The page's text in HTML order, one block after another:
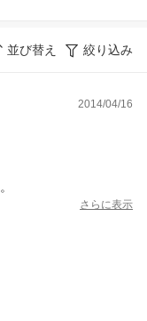
並び替え 絞り込み
2014/04/16
さらに表示